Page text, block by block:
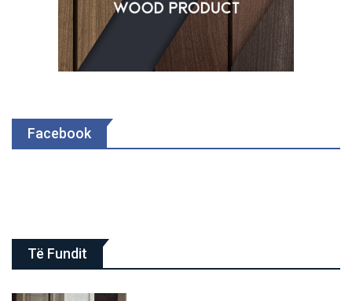
Facebook
Të Fundit